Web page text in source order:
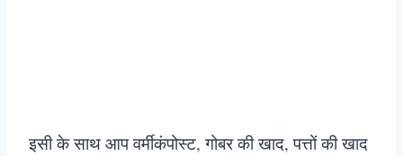
इसी के साथ आप वर्मीकंपोस्ट, गोबर की खाद, पत्तों की खाद